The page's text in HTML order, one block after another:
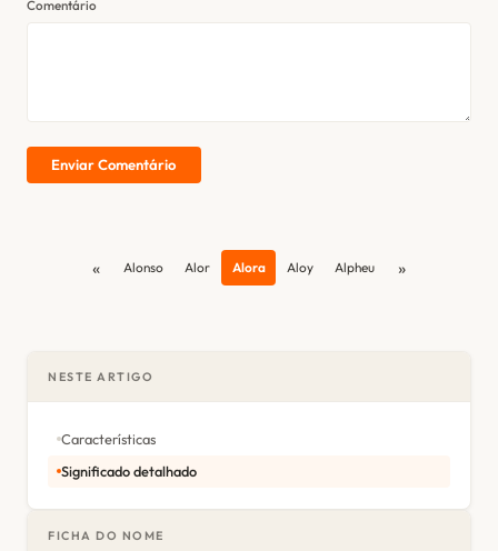
Comentário
Enviar Comentário
« Alonso Alor Alora Aloy Alpheu »
NESTE ARTIGO
Características
Significado detalhado
FICHA DO NOME